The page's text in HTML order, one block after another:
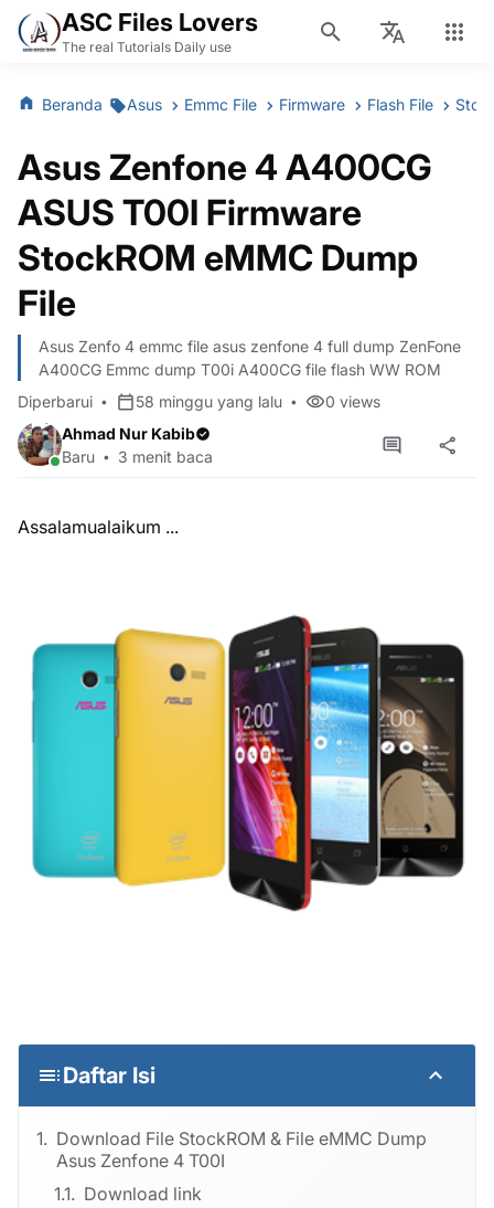
ASC Files Lovers
The real Tutorials Daily use
Beranda Asus Emmc File Firmware Flash File
Asus Zenfone 4 A400CG
ASUS T00I Firmware
StockROM eMMC Dump
File
Asus Zenfo 4 emmc file asus zenfone 4 full dump ZenFone
A400CG Emmc dump T00i A400CG file flash WW ROM
Diperbarui
58 minggu yang lalu 0 views
Ahmad Nur Kabib
Baru
3 menit baca
Assalamualaikum ...
Daftar Isi
Download File StockROM & File eMMC Dump
Asus Zenfone 4 T00I
Download link